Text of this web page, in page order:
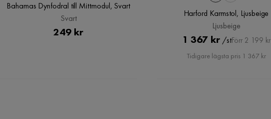
Bahamas Dynfodral till Mittmodul, Svart
Svart
Pris
249 kr
Harford Karmstol, Ljusbeige
Ljusbeige
Pris
1 367 kr /st
Original
Pris
Förr 2 199 kr
Tidigare lägsta pris 1 367 kr